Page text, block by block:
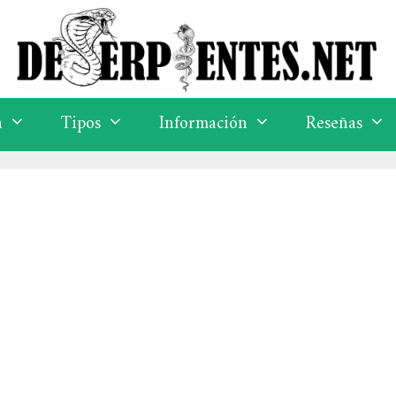
Tipos Información Reseñas